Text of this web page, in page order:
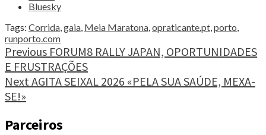
DE
EMOÇÃO
E
CORAÇÃO"
Bluesky
Tags: Corrida,gaia, Meia Maratona,opraticante.pt,porto,
runporto.com
Continue
Reading
Previous FORUM8 RALLY JAPAN, OPORTUNIDADES
E FRUSTRAÇÕES
NextAGITA SEIXAL 2026 «PELA SUA SAÚDE, MEXA-
SE!»
Parceiros